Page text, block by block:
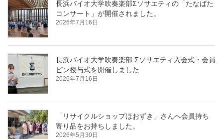
長浜バイオ大学吹奏楽部Σソサエティの「たなばた
コンサート」が開催されました。
2026年7月16日
長浜バイオ大学吹奏楽部 Σソサエティ入会式・会員
ピン授与式を開催しました
2026年7月16日
「リサイクルショップほおずき」さんへ会員持ち
寄り品をお持ちしました。
2026年5月30日